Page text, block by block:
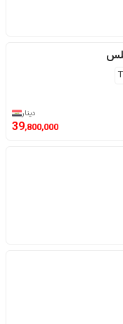
دينار
39,800,000